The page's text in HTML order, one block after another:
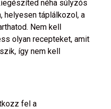
néha súlyzós
táplálkozol, a
Nem kell
olyan recepteket, amit
így nem kell
fel a